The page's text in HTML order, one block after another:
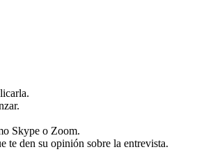
Skype o Zoom.
te den su opinión sobre la entrevista.